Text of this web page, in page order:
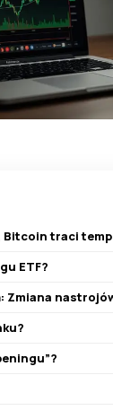
Bitcoin traci
ETF?
Zmiana